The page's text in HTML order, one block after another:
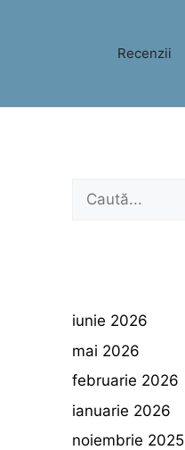
Recenzii
Caută
iunie 2026
mai 2026
februarie 2026
ianuarie 2026
noiembrie 2025